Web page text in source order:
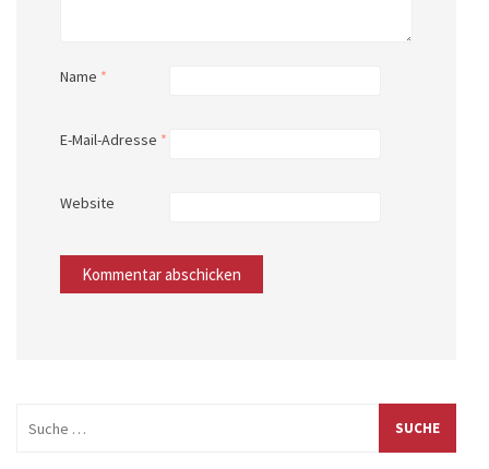
Name *
E-Mail-Adresse *
Website
nach: